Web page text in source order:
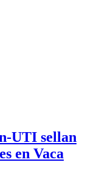
UTI sellan
en Vaca